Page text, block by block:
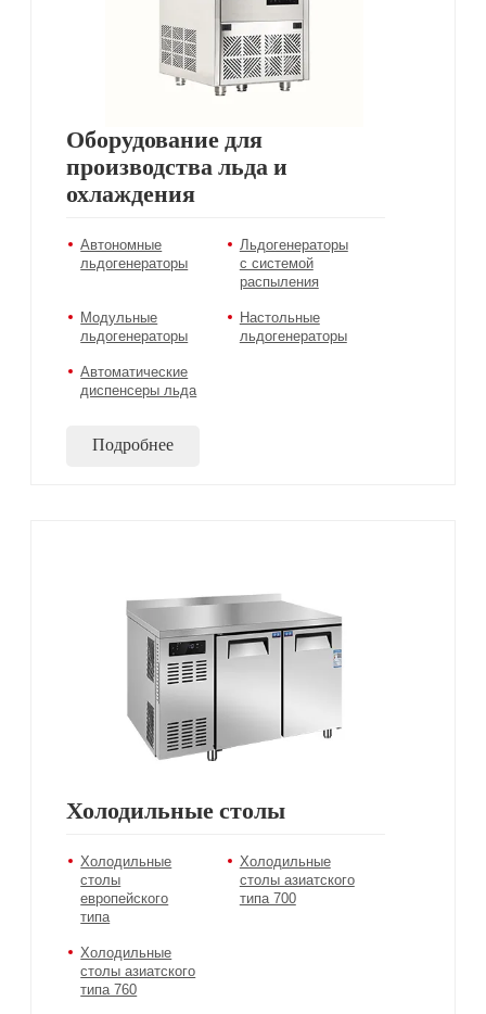
Оборудование для
производства льда и
охлаждения
Автономные
льдогенераторы
Льдогенераторы
с системой
распыления
Модульные
льдогенераторы
Настольные
льдогенераторы
Автоматические
диспенсеры льда
Подробнее
Холодильные столы
Холодильные
столы
европейского
типа
Холодильные
столы азиатского
типа 700
Холодильные
столы азиатского
типа 760